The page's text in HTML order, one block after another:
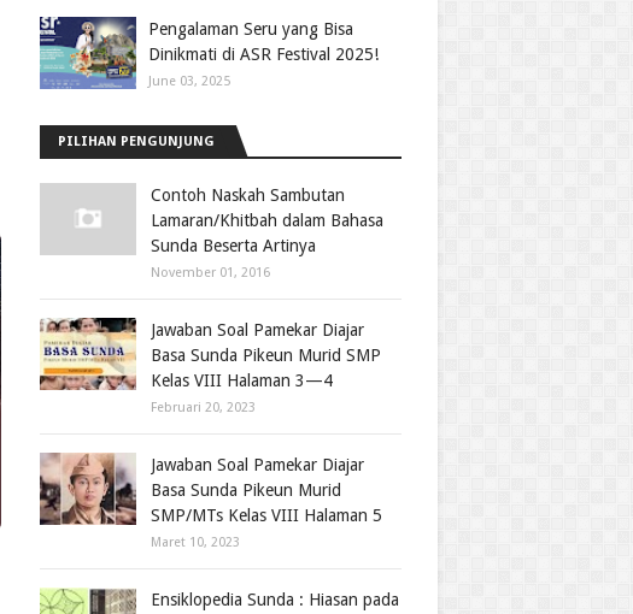
Pengalaman Seru yang Bisa
Dinikmati di ASR Festival 2025!
June 03, 2025
PILIHAN PENGUNJUNG
Contoh Naskah Sambutan
Lamaran/Khitbah dalam Bahasa
Sunda Beserta Artinya
November 01, 2016
Jawaban Soal Pamekar Diajar
Basa Sunda Pikeun Murid SMP
Kelas VIII Halaman 3—4
Februari 20, 2023
Jawaban Soal Pamekar Diajar
Basa Sunda Pikeun Murid
SMP/MTs Kelas VIII Halaman 5
Maret 10, 2023
Ensiklopedia Sunda : Hiasan pada